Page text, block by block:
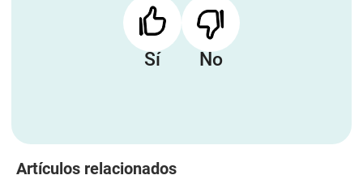
Sí No
Artículos relacionados